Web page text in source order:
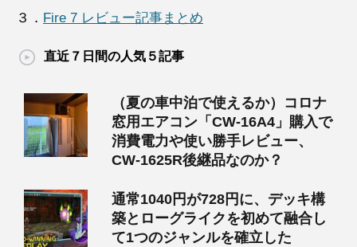
３． Fire 7 レビュー記事まとめ
直近７日間の人気５記事
（夏の車中泊で使えるか）コロナ
窓用エアコン「CW-16A4」購入で
消費電力や使い勝手レビュー、
CW-1625R後継品なのか？
通常1040円が728円に、デッキ構
築とローグライクを初めて融合し
て1つのジャンルを確立した